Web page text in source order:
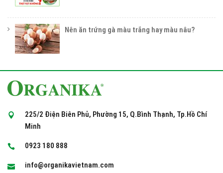
Nên ăn trứng gà màu trắng hay màu nâu?
225/2 Điện Biên Phủ, Phường 15, Q.Bình Thạnh, Tp.Hồ Chí
Minh
0923 180 888
info@organikavietnam.com